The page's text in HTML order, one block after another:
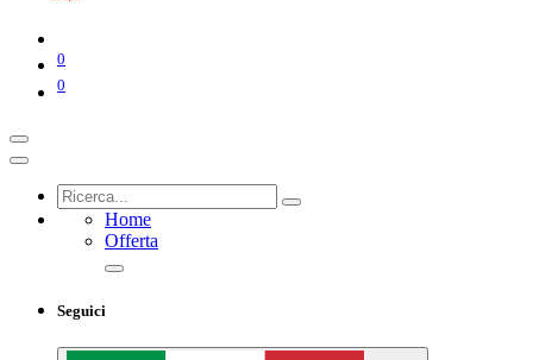
0
0
Home
Offerta
Seguici